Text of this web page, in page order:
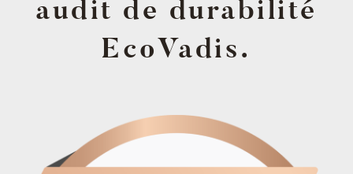
audit de durabilité
EcoVadis.